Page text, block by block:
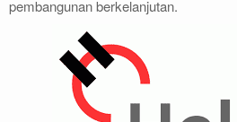
pembangunan berkelanjutan.